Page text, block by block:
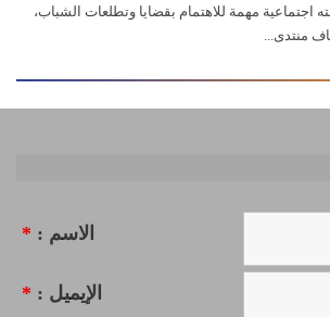
اجتماعية مهمة للاهتمام بقضايا وتطلعات الشباب،
منتدى...
الاسم : *
الإيميل : *